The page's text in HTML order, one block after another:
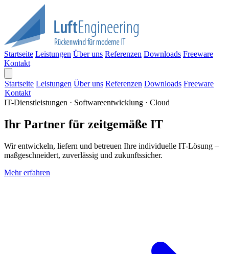
Startseite Leistungen Über uns Referenzen Downloads Freeware
Kontakt
Startseite Leistungen Über uns Referenzen Downloads Freeware
Kontakt
IT-Dienstleistungen · Softwareentwicklung · Cloud
Ihr Partner für zeitgemäße IT
Wir entwickeln, liefern und betreuen Ihre individuelle IT-Lösung –
maßgeschneidert, zuverlässig und zukunftssicher.
Mehr erfahren